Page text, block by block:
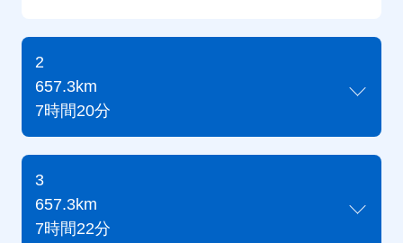
2
657.3km
7時間20分
3
657.3km
7時間22分